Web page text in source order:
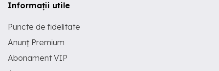
Informații utile
Puncte de fidelitate
Anunț Premium
Abonament VIP